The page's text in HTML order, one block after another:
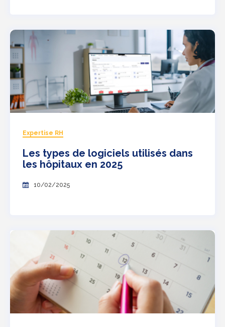
Expertise RH
Les types de logiciels utilisés dans
les hôpitaux en 2025
10/02/2025